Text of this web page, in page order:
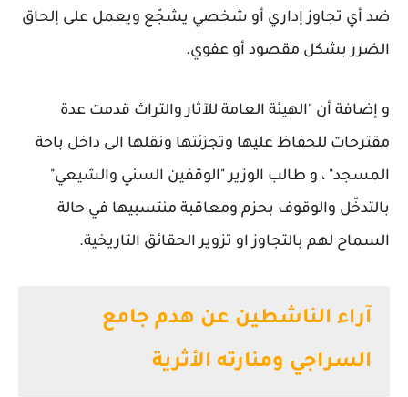
ضد أي تجاوز إداري أو شخصي يشجّع ويعمل على إلحاق
الضرر بشكل مقصود أو عفوي.
و إضافة أن "الهيئة العامة للآثار والتراث قدمت عدة
مقترحات للحفاظ عليها وتجزئتها ونقلها الى داخل باحة
المسجد" ، و طالب الوزير "الوقفين السني والشيعي"
بالتدخّل والوقوف بحزم ومعاقبة منتسبيها في حالة
السماح لهم بالتجاوز او تزوير الحقائق التاريخية.
آراء الناشطين عن هدم جامع
السراجي ومنارته الأثرية